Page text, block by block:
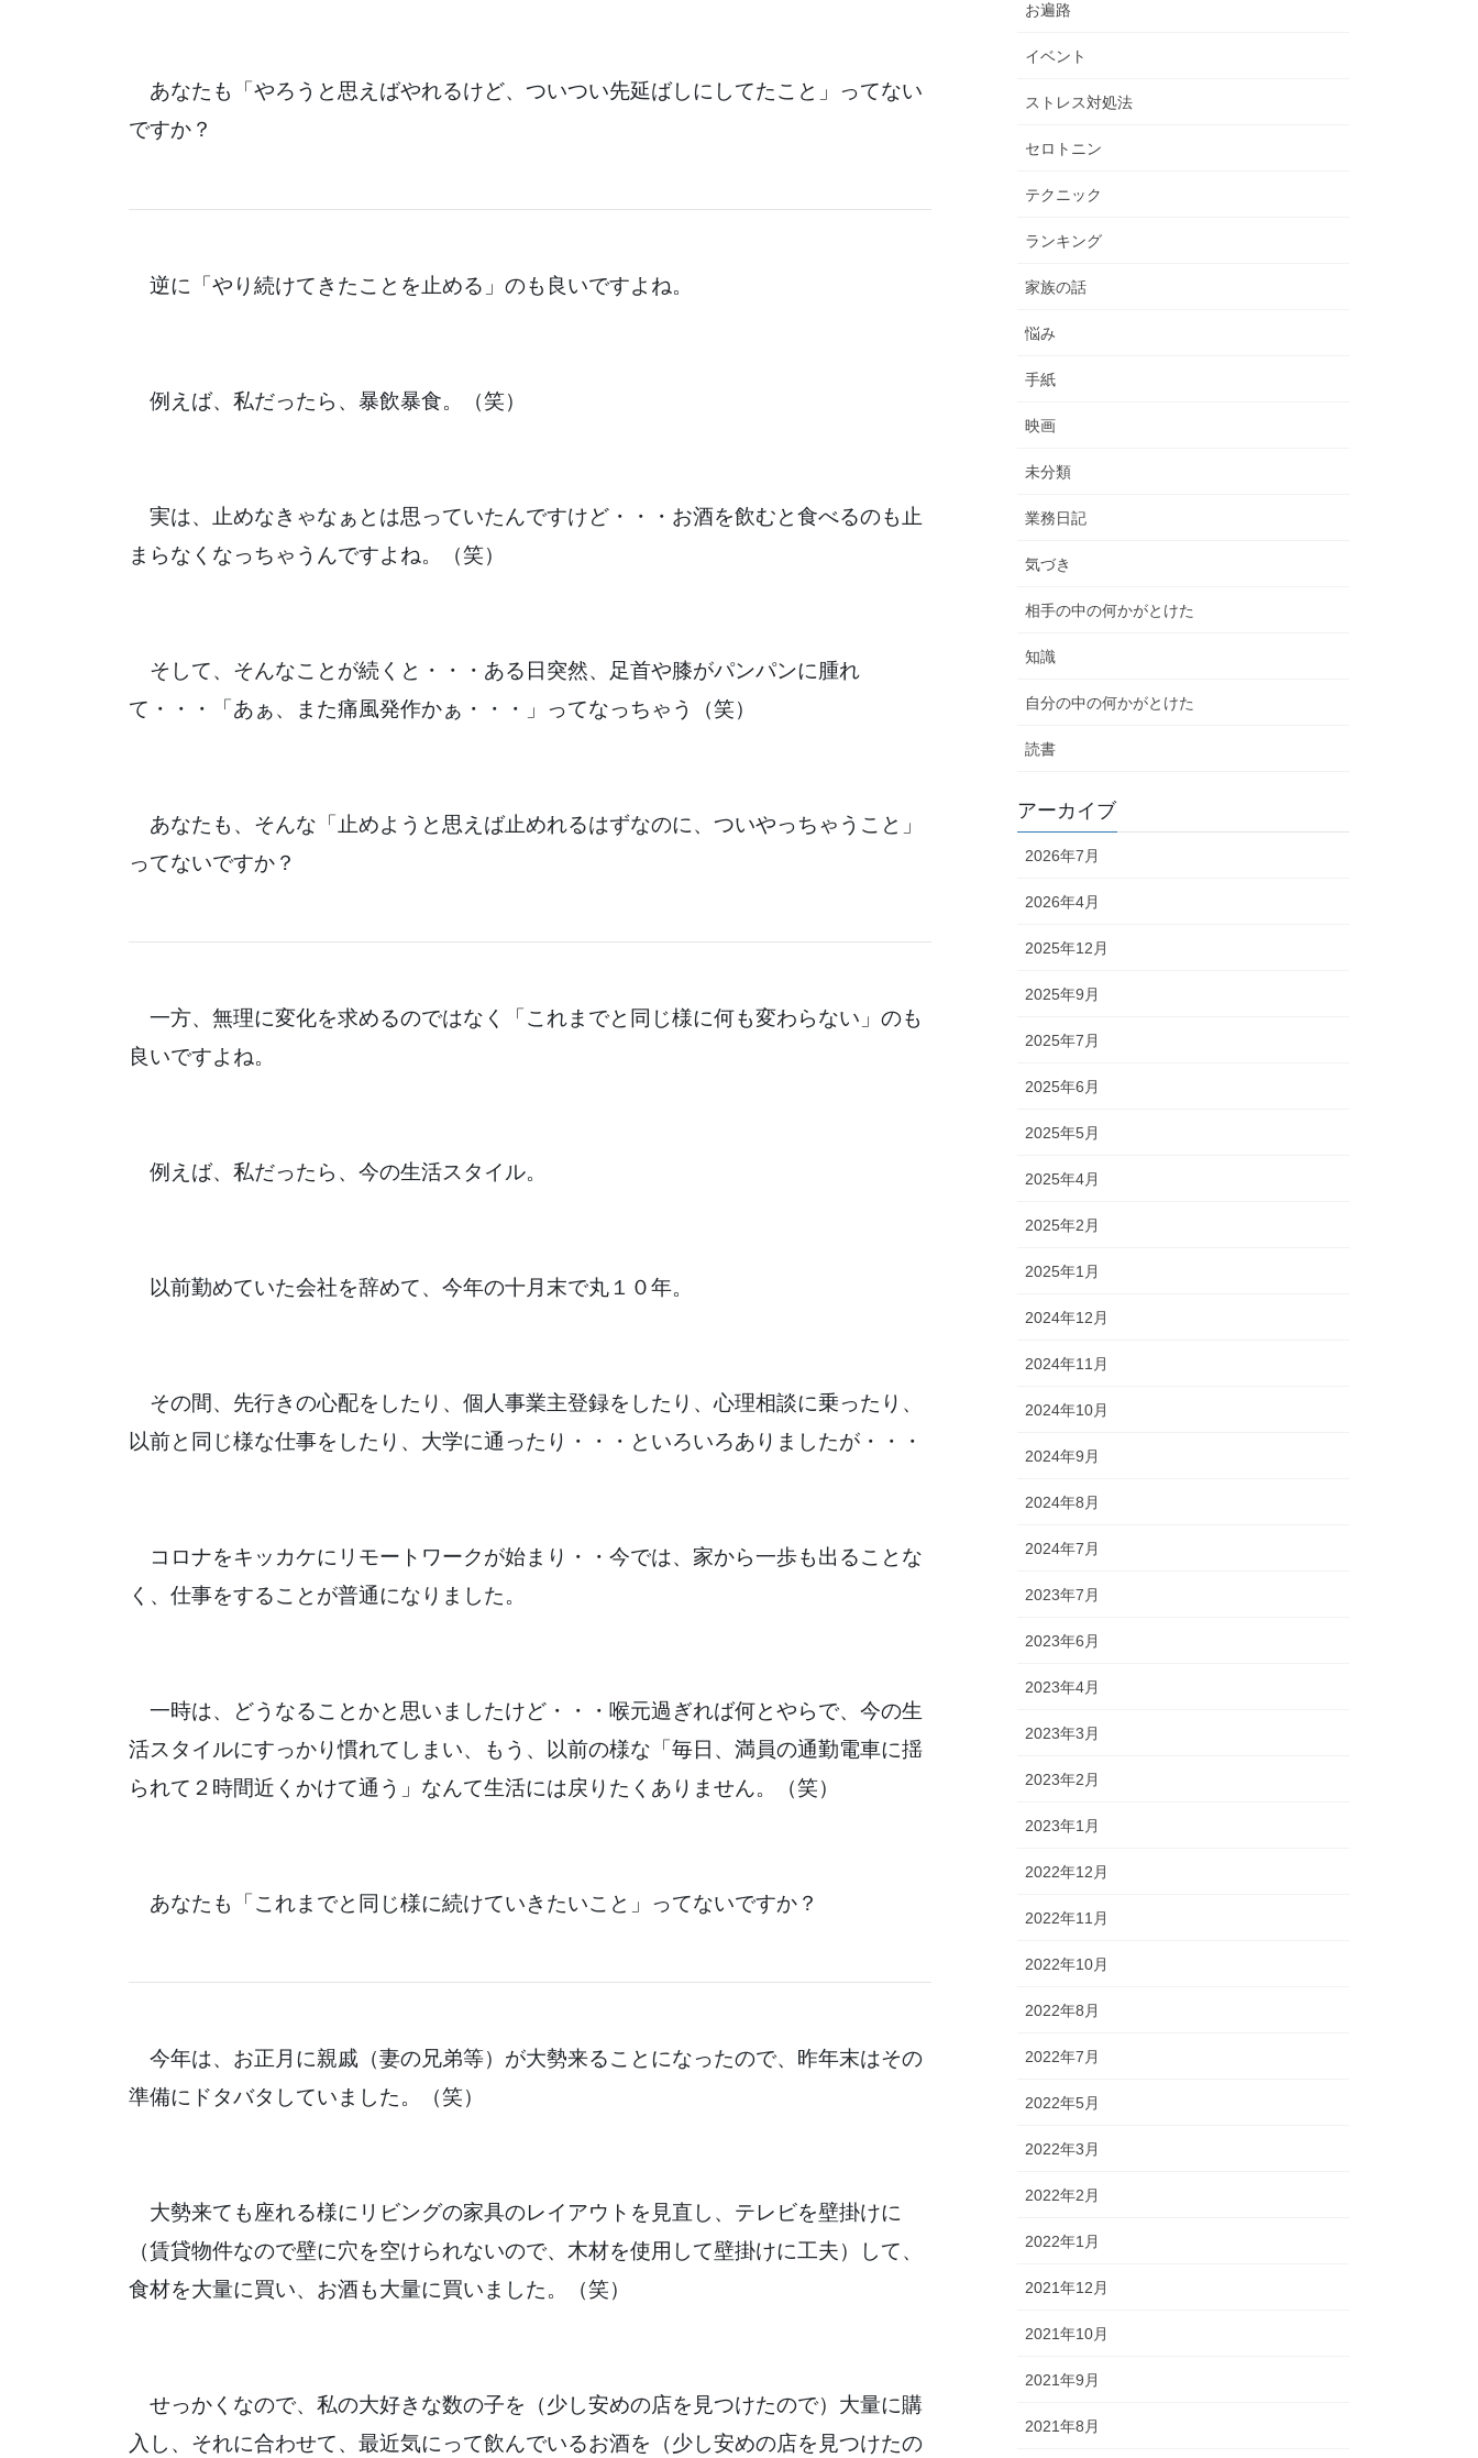
あなたも「やろうと思えばやれるけど、ついつい先延ばしにしてたこと」ってない
ですか？
逆に「やり続けてきたことを止める」のも良いですよね。
例えば、私だったら、暴飲暴食。（笑）
実は、止めなきゃなぁとは思っていたんですけど・・・お酒を飲むと食べるのも止
まらなくなっちゃうんですよね。（笑）
そして、そんなことが続くと・・・ある日突然、足首や膝がパンパンに腫れ
て・・・「あぁ、また痛風発作かぁ・・・」ってなっちゃう（笑）
あなたも、そんな「止めようと思えば止めれるはずなのに、ついやっちゃうこと」
ってないですか？
一方、無理に変化を求めるのではなく「これまでと同じ様に何も変わらない」のも
良いですよね。
例えば、私だったら、今の生活スタイル。
以前勤めていた会社を辞めて、今年の十月末で丸１０年。
その間、先行きの心配をしたり、個人事業主登録をしたり、心理相談に乗ったり、
以前と同じ様な仕事をしたり、大学に通ったり・・・といろいろありましたが・・・
コロナをキッカケにリモートワークが始まり・・今では、家から一歩も出ることな
く、仕事をすることが普通になりました。
一時は、どうなることかと思いましたけど・・・喉元過ぎれば何とやらで、今の生
活スタイルにすっかり慣れてしまい、もう、以前の様な「毎日、満員の通勤電車に揺
られて２時間近くかけて通う」なんて生活には戻りたくありません。（笑）
あなたも「これまでと同じ様に続けていきたいこと」ってないですか？
今年は、お正月に親戚（妻の兄弟等）が大勢来ることになったので、昨年末はその
準備にドタバタしていました。（笑）
大勢来ても座れる様にリビングの家具のレイアウトを見直し、テレビを壁掛けに
（賃貸物件なので壁に穴を空けられないので、木材を使用して壁掛けに工夫）して、
食材を大量に買い、お酒も大量に買いました。（笑）
せっかくなので、私の大好きな数の子を（少し安めの店を見つけたので）大量に購
入し、それに合わせて、最近気にって飲んでいるお酒を（少し安めの店を見つけたの
お遍路
イベント
ストレス対処法
セロトニン
テクニック
ランキング
家族の話
悩み
手紙
映画
未分類
業務日記
気づき
相手の中の何かがとけた
知識
自分の中の何かがとけた
読書
アーカイブ
2026年7月
2026年4月
2025年12月
2025年9月
2025年7月
2025年6月
2025年5月
2025年4月
2025年2月
2025年1月
2024年12月
2024年11月
2024年10月
2024年9月
2024年8月
2024年7月
2023年7月
2023年6月
2023年4月
2023年3月
2023年2月
2023年1月
2022年12月
2022年11月
2022年10月
2022年8月
2022年7月
2022年5月
2022年3月
2022年2月
2022年1月
2021年12月
2021年10月
2021年9月
2021年8月